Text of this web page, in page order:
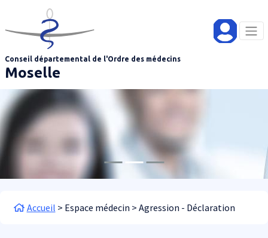
Aller au contenu principal
Conseil départemental de l'Ordre des médecins
Moselle
Fil d'Ariane
Accueil Espace médecin Agression - Déclaration
Panneau de gestion des cookies